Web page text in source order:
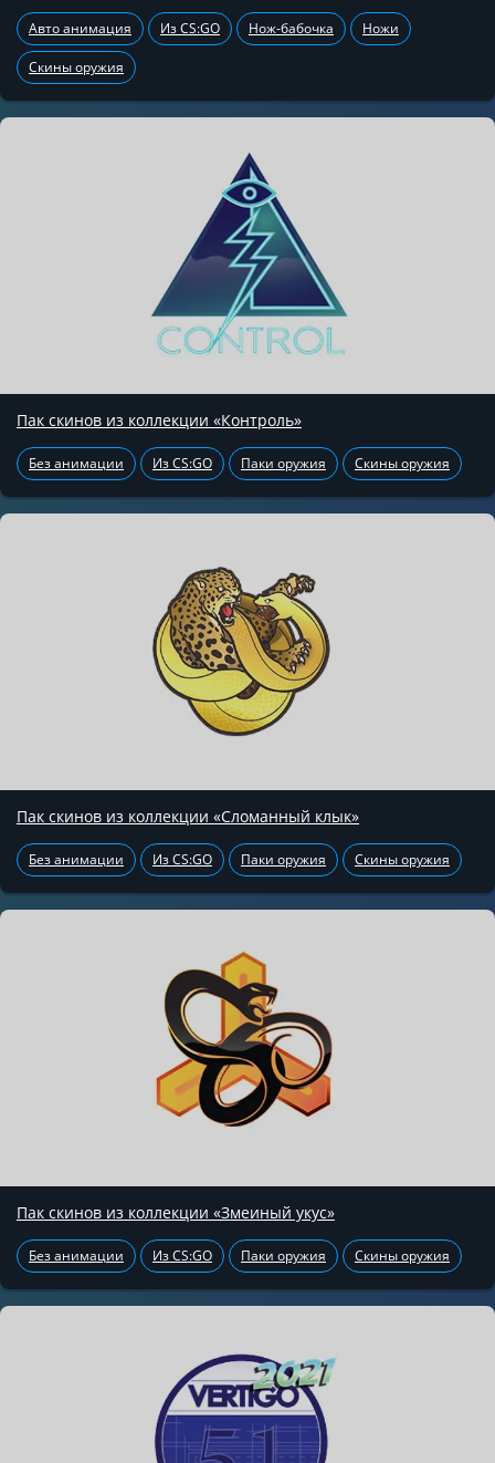
Авто анимация Из CS:GO Нож-бабочка Ножи
Скины оружия
Пак скинов из коллекции «Контроль»
Без анимации Из CS:GO Паки оружия Скины оружия
Пак скинов из коллекции «Сломанный клык»
Без анимации Из CS:GO Паки оружия Скины оружия
Пак скинов из коллекции «Змеиный укус»
Без анимации Из CS:GO Паки оружия Скины оружия